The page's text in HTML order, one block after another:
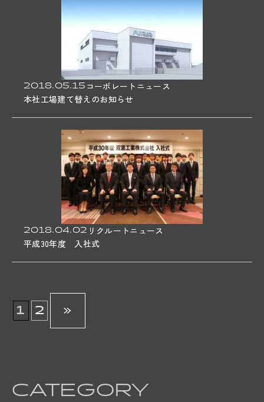
2018.05.15 コーポレートニュース
本社工場建て替えのお知らせ
2018.04.02 リクルートニュース
平成30年度 入社式
1 2 »
CATEGORY